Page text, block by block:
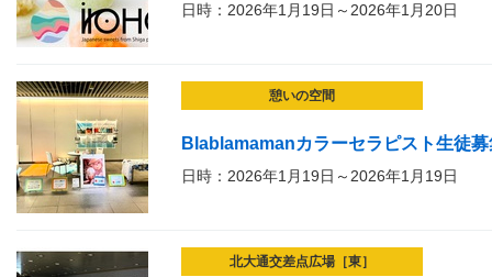
日時：2026年1月19日～2026年1月20日
憩いの空間
Blablamamanカラーセラピスト生徒募
日時：2026年1月19日～2026年1月19日
北大通交差点広場［東］